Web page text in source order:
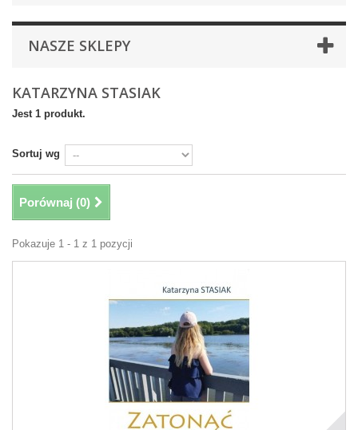
NASZE SKLEPY
KATARZYNA STASIAK
Jest 1 produkt.
Sortuj wg
Porównaj (0)
Pokazuje 1 - 1 z 1 pozycji